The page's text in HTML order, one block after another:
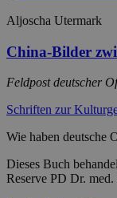
Aljoscha Utermark
China-Bilder
Feldpost deutscher
Schriften zur
Wie haben deutsche
Dieses Buch
Reserve PD Dr.